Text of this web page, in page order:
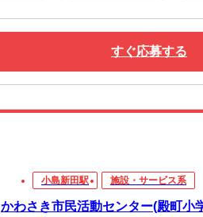
すぐ応募する
小島新田駅 施設・サービス系
かわさき市民活動センター(殿町小